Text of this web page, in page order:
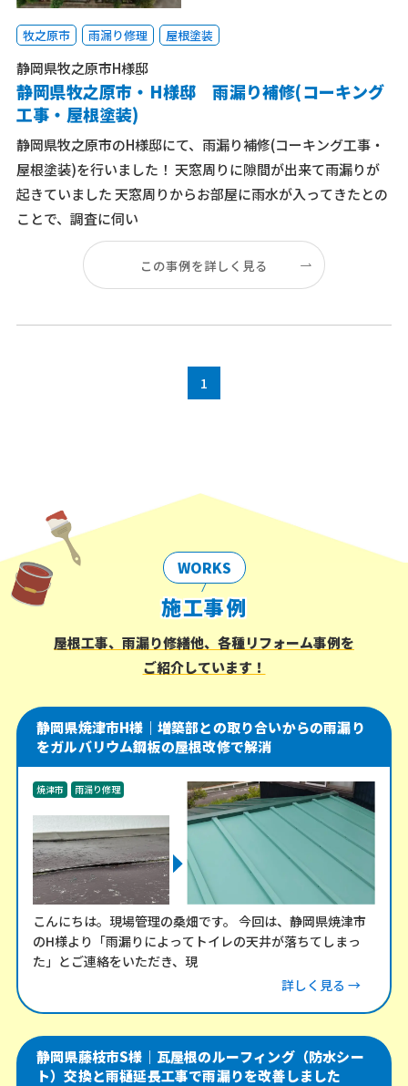
牧之原市 雨漏り修理 屋根塗装
静岡県牧之原市H様邸
静岡県牧之原市・H様邸 雨漏り補修(コーキング
工事・屋根塗装)
静岡県牧之原市のH様邸にて、雨漏り補修(コーキング工事・
屋根塗装)を行いました！ 天窓周りに隙間が出来て雨漏りが
起きていました 天窓周りからお部屋に雨水が入ってきたとの
ことで、調査に伺い
この事例を詳しく見る
1
WORKS
施工事例
屋根工事、雨漏り修繕他、各種リフォーム事例を
ご紹介しています！
静岡県焼津市H様｜増築部との取り合いからの雨漏り
をガルバリウム鋼板の屋根改修で解消
焼津市 雨漏り修理
こんにちは。現場管理の桑畑です。 今回は、静岡県焼津市
のH様より「雨漏りによってトイレの天井が落ちてしまっ
た」とご連絡をいただき、現
詳しく見る →
静岡県藤枝市S様｜瓦屋根のルーフィング（防水シー
ト）交換と雨樋延長工事で雨漏りを改善しました